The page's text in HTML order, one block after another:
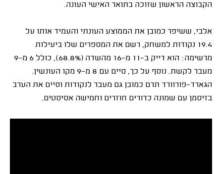
הקבוצה הראשון שזוכה בתואר האישי העונה.
אלבי, ששיפר כמובן את הממוצע העונתי והעמיד אותו על
19.4 נקודות למשחק, רשם את המספרים שלו ביעילות
מרשימה: הוא דייק ב-11 מ-16 מהשדה (68.8%), כולל 6 מ-9
מעבר לקשת. נוסף על כך, סיים עם 8 מ-9 מקו העונשין.
הגארד-פורוורד תרם כמובן גם מעבר לנקודות וסיים את הערב
בזיסמן עם שמונה כדורים חוזרים וחמישה אסיסטים.